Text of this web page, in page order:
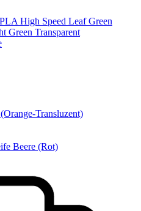
High Speed Leaf Green
Green Transparent
Transluzent)
Beere (Rot)